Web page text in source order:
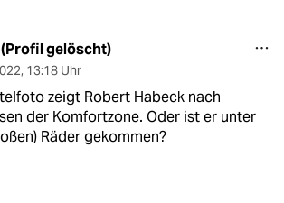
(Profil gelöscht)
, 13:18 Uhr
zeigt Robert Habeck nach
der Komfortzone. Oder ist er unter
Räder gekommen?